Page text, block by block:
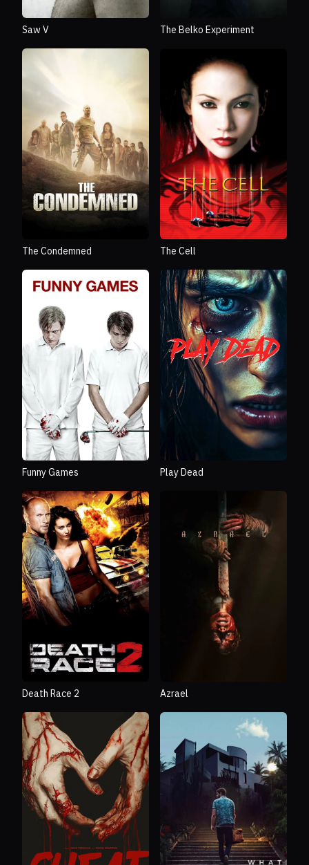
Saw V The Belko Experiment
The Condemned The Cell
Funny Games Play Dead
Death Race 2 Azrael